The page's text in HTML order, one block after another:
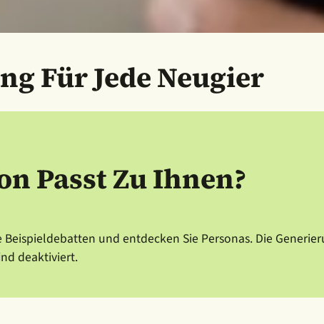
Für Jede Neugier
Passt Zu Ihnen?
Beispieldebatten und entdecken Sie Personas. Die
deaktiviert.